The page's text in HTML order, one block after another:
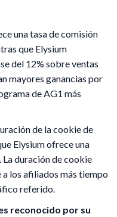
una tasa de comisión
que Elysium
del 12% sobre ventas
mayores ganancias por
de AG1 más
de la cookie de
Elysium ofrece una
La duración de cookie
los afiliados más tiempo
referido.
reconocido por su